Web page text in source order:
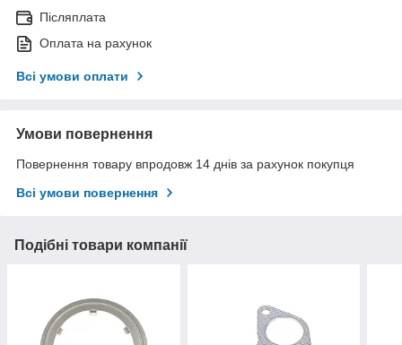
Післяплата
Оплата на рахунок
Всі умови оплати
Умови повернення
Повернення товару впродовж 14 днів за рахунок покупця
Всі умови повернення
Подібні товари компанії